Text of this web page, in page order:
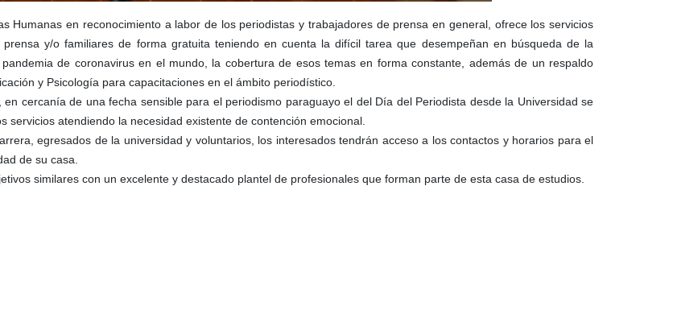
Humanas en reconocimiento a labor de los periodistas y trabajadores de prensa en general, ofrece los servicios
y/o familiares de forma gratuita teniendo en cuenta la difícil tarea que desempeñan en búsqueda de la
de coronavirus en el mundo, la cobertura de esos temas en forma constante, además de un respaldo
y Psicología para capacitaciones en el ámbito periodístico.
cercanía de una fecha sensible para el periodismo paraguayo el del Día del Periodista desde la Universidad se
atendiendo la necesidad existente de contención emocional.
egresados de la universidad y voluntarios, los interesados tendrán acceso a los contactos y horarios para el
de su casa.
similares con un excelente y destacado plantel de profesionales que forman parte de esta casa de estudios.